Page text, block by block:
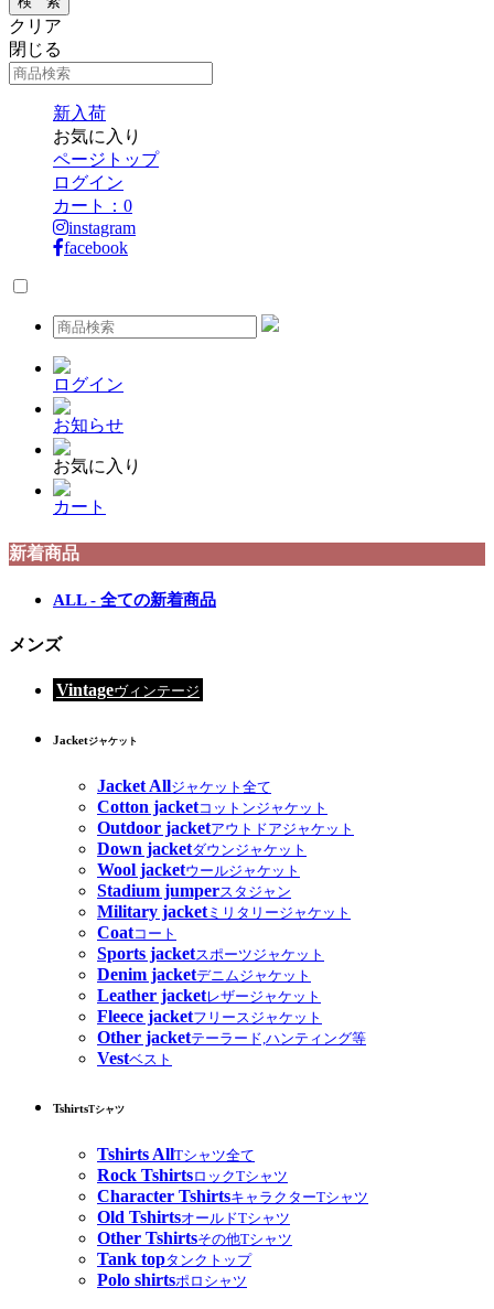
クリア
閉じる
新入荷
お気に入り
ページトップ
ログイン
カート： 0
instagram
facebook
ログイン
お知らせ
お気に入り
カート
新着商品
ALL - 全ての新着商品
メンズ
Vintageヴィンテージ
Jacketジャケット
Jacket Allジャケット全て
Cotton jacketコットンジャケット
Outdoor jacketアウトドアジャケット
Down jacketダウンジャケット
Wool jacketウールジャケット
Stadium jumperスタジャン
Military jacketミリタリージャケット
Coatコート
Sports jacketスポーツジャケット
Denim jacketデニムジャケット
Leather jacketレザージャケット
Fleece jacketフリースジャケット
Other jacketテーラード,ハンティング等
Vestベスト
TshirtsTシャツ
Tshirts AllTシャツ全て
Rock TshirtsロックTシャツ
Character TshirtsキャラクターTシャツ
Old TshirtsオールドTシャツ
Other Tshirtsその他Tシャツ
Tank topタンクトップ
Polo shirtsポロシャツ